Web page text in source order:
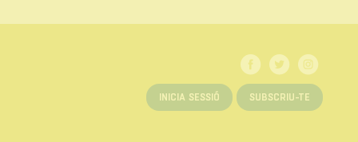
INICIA SESSIÓ SUBSCRIU-TE